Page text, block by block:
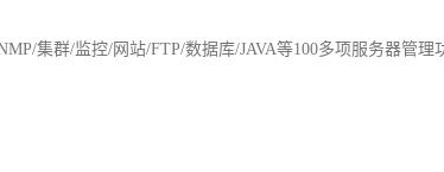
集群/监控/网站/FTP/数据库/JAVA等100多项服务器管理